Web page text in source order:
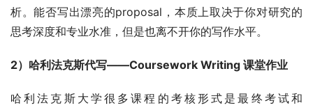
析。能否写出漂亮的proposal，本质上取决于你对研究的
思考深度和专业水准，但是也离不开你的写作水平。
2）哈利法克斯代写——Coursework Writing 课堂作业
哈利法克斯大学很多课程的考核形式是最终考试和